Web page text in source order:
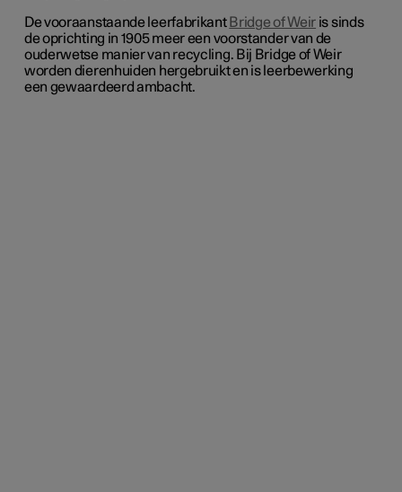
De vooraanstaande leerfabrikant Bridge of Weir is sinds
de oprichting in 1905 meer een voorstander van de
ouderwetse manier van recycling. Bij Bridge of Weir
worden dierenhuiden hergebruikt en is leerbewerking
een gewaardeerd ambacht.